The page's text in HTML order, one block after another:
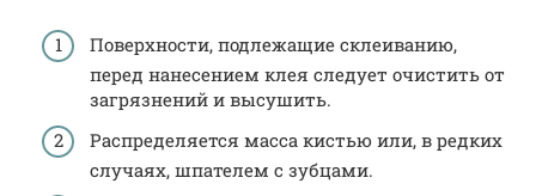
Поверхности, подлежащие склеиванию,
перед нанесением клея следует очистить от
загрязнений и высушить.
Распределяется масса кистью или, в редких
случаях, шпателем с зубцами.